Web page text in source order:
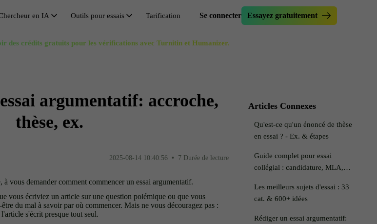
la détection par l’IA
de dissertations
IA gratuite
Humaniser une dissertation
Reformulateur de phrases
de synonymes
d'essai
de titres de recherche
Vérificateur d'essai
Outil de paraphrase
en IA Outils pour essais Tarification Se connecter Essayez gratuitement
des crédits gratuits pour les vérifications avec Turnitin et Humanizer.
argumentatif: accroche,
thèse, ex.
2025-08-14 10:40:56 • 7 Durée de lecture
vous demander comment commencer un essai argumentatif.
vous écriviez un article sur une question polémique ou que vous
du mal à savoir par où commencer. Mais ne vous découragez pas :
s'écrit presque tout seul.
Articles Connexes
Qu'est-ce qu'un énoncé de thèse
en essai ? - Ex. & étapes
Guide complet pour essai
collégial : candidature, MLA,
Les meilleurs sujets d'essai : 33
cat. & 600+ idées
Rédiger un essai argumentatif: